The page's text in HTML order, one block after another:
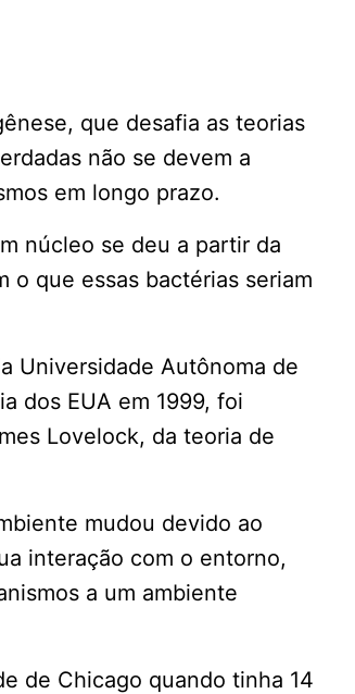
que desafia as teorias
não se devem a
em longo prazo.
núcleo se deu a partir da
o que essas bactérias seriam
Universidade Autônoma de
dos EUA em 1999, foi
Lovelock, da teoria de
mudou devido ao
interação com o entorno,
a um ambiente
de Chicago quando tinha 14